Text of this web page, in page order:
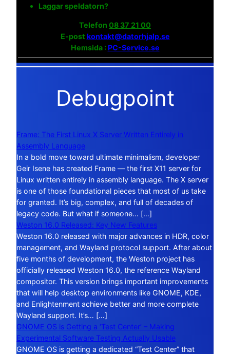
Laggar speldatorn?
Telefon 08 37 21 00
E-post kontakt@datorhjalp.se
Hemsida :PC-Service.se
Debugpoint
Frame: The First Linux X Server Written Entirely in
Assembly Language
In a bold move toward ultimate minimalism, developer
Geir Isene has created Frame — the first X11 server for
Linux written entirely in assembly language. The X server
is one of those foundational pieces that most of us take
for granted. It’s big, complex, and full of decades of
legacy code. But what if someone… […]
Weston 16.0 Released: Key New Features
Weston 16.0 released with major advances in HDR, color
management, and Wayland protocol support. After about
five months of development, the Weston project has
officially released Weston 16.0, the reference Wayland
compositor. This version brings important improvements
that will help desktop environments like GNOME, KDE,
and Enlightenment achieve better and more complete
Wayland support. It’s… […]
GNOME OS is Getting a ‘Test Center’ – Making
Experimental Software Testing Actually Usable
GNOME OS is getting a dedicated “Test Center” that